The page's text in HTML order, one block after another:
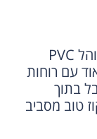
כן, אוהל PVC
עם רוחות
בתוך
טוב מסביב